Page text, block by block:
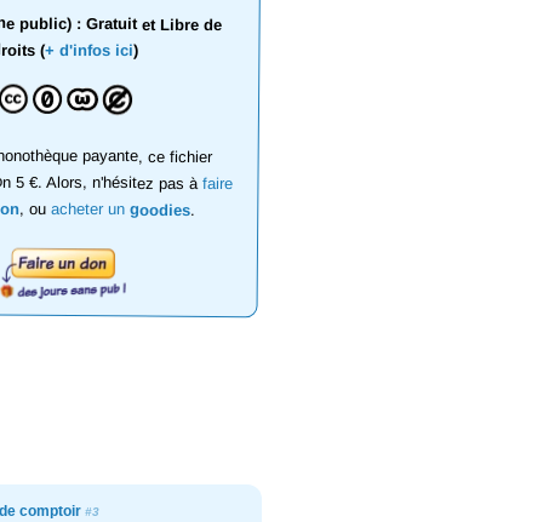
public) : Gratuit et Libre de
(+ d'infos ici)
payante, ce fichier
5 €. Alors, n'hésitez pas àfaire
, ouacheter ungoodies.
comptoir#3